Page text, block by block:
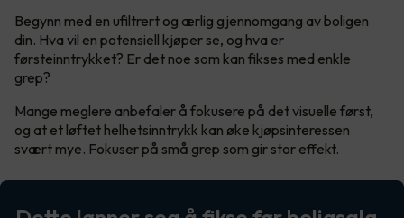
Begynn med en ufiltrert og ærlig gjennomgang av boligen
din. Hva vil en potensiell kjøper se, og hva er
førsteinntrykket? Er det noe som kan fikses med enkle
grep?
Mange meglere anbefaler å fokusere på det visuelle først,
og at et løftet helhetsinntrykk kan øke kjøpsinteressen
svært mye. Fokuser på små grep som gir stor effekt.